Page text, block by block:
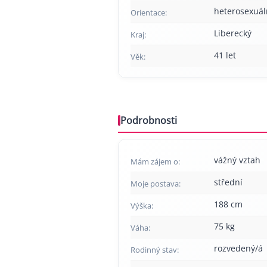
Orientace:
Kraj: Liberecký
Věk: 41 let
Podrobnosti
Mám zájem o: vážný vztah
Moje postava: střední
Výška: 188 cm
Váha: 75 kg
Rodinný stav: rozvedený/á